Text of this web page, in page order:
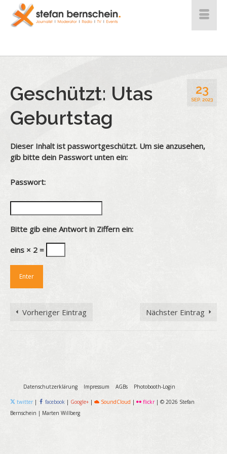
23
SEP. 2023
Geschützt: Utas
Geburtstag
Dieser Inhalt ist passwortgeschützt. Um sie anzusehen,
gib bitte dein Passwort unten ein:
Passwort:
Bitte gib eine Antwort in Ziffern ein:
eins × 2 =
Vorheriger Eintrag Nächster Eintrag
Datenschutzerklärung Impressum AGBs Photobooth-Login
twitter | facebook | Google+ | SoundCloud | flickr| © 2026 Stefan
Bernschein | Marten Willberg